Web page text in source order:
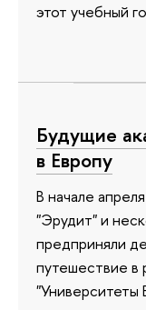
этот учебный
Будущие
в Европу
В начале
"Эрудит" и
предприняли
путешествие в
"Университеты